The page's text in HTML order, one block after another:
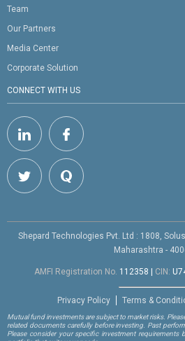
Team
Our Partners
Media Center
Corporate Solution
CONNECT WITH US
Shepard Technologies Pvt. Ltd : 1808,
Maharashtra -
AMFI Registration No. 112358 CIN:
Privacy Policy Terms &
Mutual fund investments are subject to market risks.
related documents carefully before investing. Past
Please consider your specific investment